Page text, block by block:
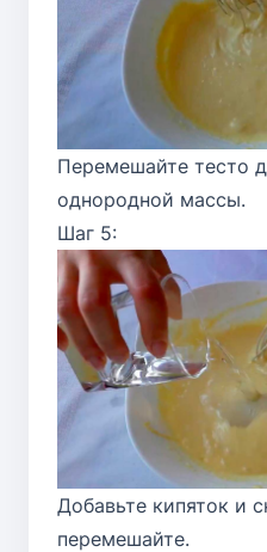
Перемешайте тесто
однородной массы.
Шаг 5:
Добавьте кипяток и
перемешайте.